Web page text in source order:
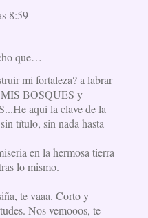
8:59
que…
mi fortaleza? a labrar
BOSQUES y
aquí la clave de la
título, sin nada hasta
en la hermosa tierra
lo mismo.
te vaaa. Corto y
Nos vemooos, te